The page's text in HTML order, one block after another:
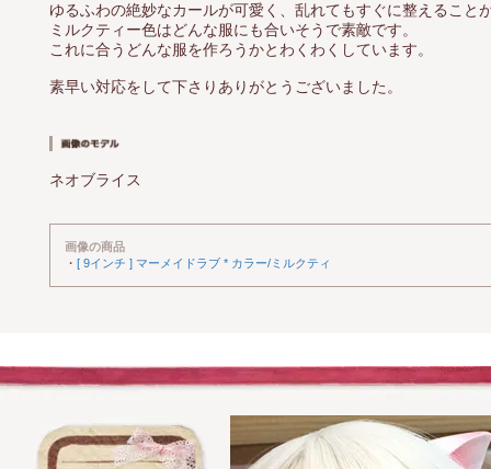
ゆるふわの絶妙なカールが可愛く、乱れてもすぐに整えること
ミルクティー色はどんな服にも合いそうで素敵です。
これに合うどんな服を作ろうかとわくわくしています。
素早い対応をして下さりありがとうございました。
ネオブライス
画像の商品
・ [ 9インチ ] マーメイドラブ * カラー/ミルクティ